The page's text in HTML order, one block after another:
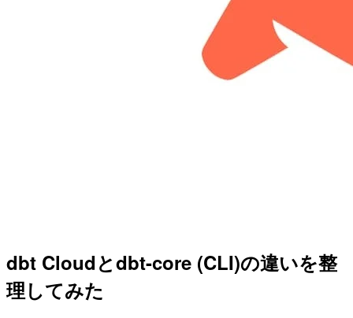
dbt Cloudとdbt-core (CLI)の違いを整
理してみた